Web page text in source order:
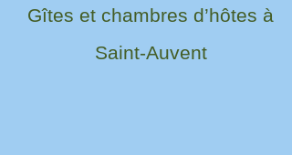
Gîtes et chambres d’hôtes à
Saint-Auvent